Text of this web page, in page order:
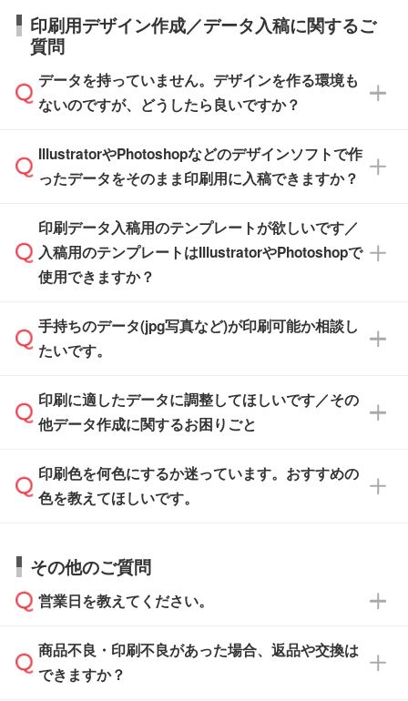
タッフまでお問い合わせください。
ル」に注文予定日をご入力いただくと、おおよ
その締切日や出荷目安をご確認いただけます。
品が決まりましたらお早めのご発注をお願いい
たします。
※土日祝日を除く営業日換算です。
※沖縄・離島は追加日数がかかります。
す。>>対象商品はこちら
※最短出荷日は商品によって異なります。各商
品ページにてご確認ください
す。(白箱、化粧箱、ブリスターパックなど)
【袋入り】 商品がひとつずつ袋に入っていま
す。(透明袋、デザイン袋など)
【個包装なし】 個包装がされていない状態で
※化粧箱から白箱への入れ替えや、オリジナル
箱の作成は原則承っておりません。
日本全国へお届けが可能です。なお、海外への
直接納品は行っておりませんので予めご了承く
ださい。
印刷用デザイン作成／データ入稿に関するご
質問
データを持っていません。デザインを作る環境も
ないのですが、どうしたら良いですか？
無料の「デザインシミュレーター」を使えば、
PCやスマホから簡単にデザインを作成できま
ザインソフトがなくても安心です。
また、「データ作成サービス
せいただければ、弊社にて無料でデザインデー
タを1点作成いたします。
IllustratorやPhotoshopなどのデザインソフトで作
ったデータをそのまま印刷用に入稿できますか？
IllustratorやPhotoshop、CLIP STUDIOなどのデ
ザインソフトでこだわりのデザインを作成した
い方は、完全データ入稿
積・ご注文フォームにアップロードしてご入稿
ください。
ご入稿後は経験豊富なスタッフがデータに不備
がないかチェックし、お客様と確認してから印
刷に進みますので、ご安心ください。
印刷データ入稿用のテンプレートが欲しいです／
入稿用のテンプレートはIllustratorやPhotoshopで
使用できますか？
一部商品は入稿用テンプレートのご用意があり
ます。各商品ページの『印刷方法・テンプレー
入稿用のテンプレートはPDF形式ですが、
IllustratorやPhotoshopで開いてご利用いただけ
方」をご確認ください。
手持ちのデータ(jpg写真など)が印刷可能か相談し
たいです。
印刷に適したデータ・解像度かどうか、担当ス
タッフが事前に確認いたします。
ムへ添付いただくか、担当スタッフ宛にメール
でお送りください。
い合わせください。
なお、印刷用データの作り方に関する詳細は、
印刷に適したデータに調整してほしいです／その
他データ作成に関するお困りごと
データ作成でお困りの際には、担当スタッフが
サポートいたしますのでお気軽にご相談くださ
から添付してお送りください。
・解像度の低いデータをトレース/調整してほ
しい
解像度の低い画像や、手書きのイラスト、写真
などを、印刷に適したベクターデータに変換し
印刷色を何色にするか迷っています。おすすめの
色を教えてほしいです。
お見積・ご注文・
相談いただきますと、担当スタッフがお客様の
ご希望や商品の本体色を確認し、印刷色をご提
本体色がブラック、ネイビーなど濃色の場合は
白色か淡い色の印刷色をおすすめしておりま
す。
その他のご質問
営業日を教えてください。
営業日は平日の10:00～18:00で、土日祝日はお
休みとなります。注文・見積・お問い合わせ
商品不良・印刷不良があった場合、返品や交換は
できますか？